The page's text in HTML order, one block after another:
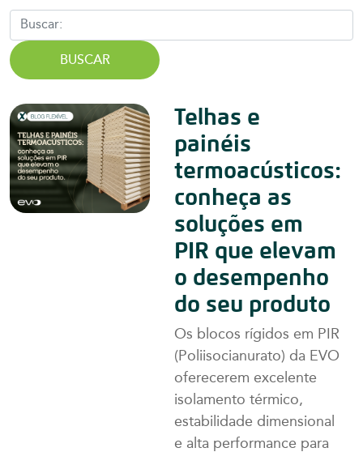
BUSCAR
Telhas e
painéis
termoacústicos:
conheça as
soluções em
PIR que elevam
o desempenho
do seu produto
Os blocos rígidos em PIR
(Poliisocianurato) da EVO
oferecerem excelente
isolamento térmico,
estabilidade dimensional
e alta performance para